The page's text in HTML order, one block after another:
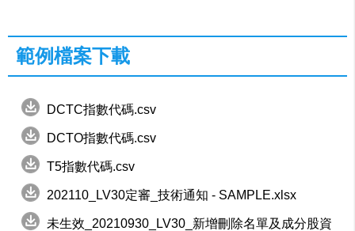
範例檔案下載
DCTC指數代碼.csv
DCTO指數代碼.csv
T5指數代碼.csv
202110_LV30定審_技術通知 - SAMPLE.xlsx
未生效_20210930_LV30_新增刪除名單及成分股資